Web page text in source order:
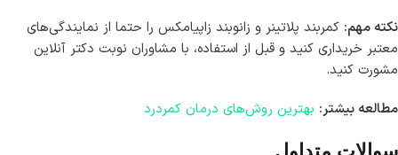
نکته مهم: کمربند پلاتینر و زانوبند زاپیامکس را حتما از نمایندگی‌های
معتبر خریداری کنید و قبل از استفاده، با مشاوران نوبت دکتر آنلاین
مشورت کنید.
مطالعه بیشتر: بهترین روش‌های درمان کمردرد